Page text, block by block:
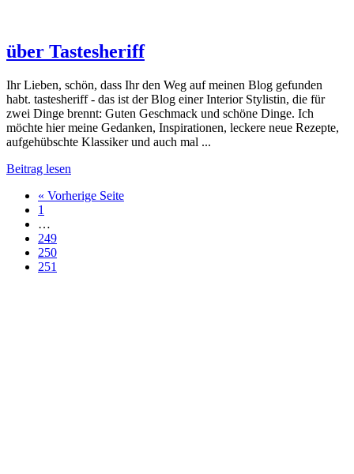
über Tastesheriff
Ihr Lieben, schön, dass Ihr den Weg auf meinen Blog gefunden
habt. tastesheriff - das ist der Blog einer Interior Stylistin, die für
zwei Dinge brennt: Guten Geschmack und schöne Dinge. Ich
möchte hier meine Gedanken, Inspirationen, leckere neue Rezepte,
aufgehübschte Klassiker und auch mal ...
Beitrag lesen
« Vorherige Seite
1
…
249
250
251